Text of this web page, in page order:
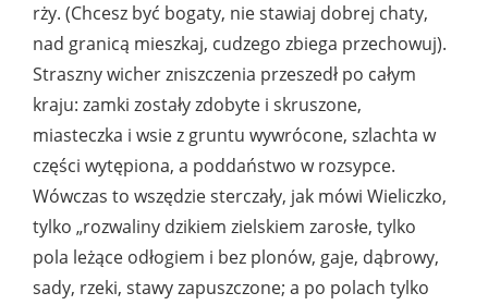
rży. (Chcesz być bogaty, nie stawiaj dobrej chaty,
nad granicą mieszkaj, cudzego zbiega przechowuj).
Straszny wicher zniszczenia przeszedł po całym
kraju: zamki zostały zdobyte i skruszone,
miasteczka i wsie z gruntu wywrócone, szlachta w
części wytępiona, a poddaństwo w rozsypce.
Wówczas to wszędzie sterczały, jak mówi Wieliczko,
tylko „rozwaliny dzikiem zielskiem zarosłe, tylko
pola leżące odłogiem i bez plonów, gaje, dąbrowy,
sady, rzeki, stawy zapuszczone; a po polach tylko